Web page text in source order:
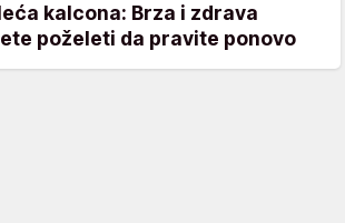
kalcona: Brza i zdrava
poželeti da pravite ponovo